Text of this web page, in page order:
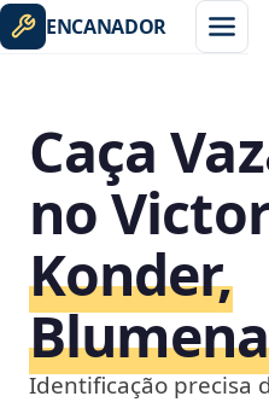
ENCANADOR
Caça
no
Konder,
Identificação precisa